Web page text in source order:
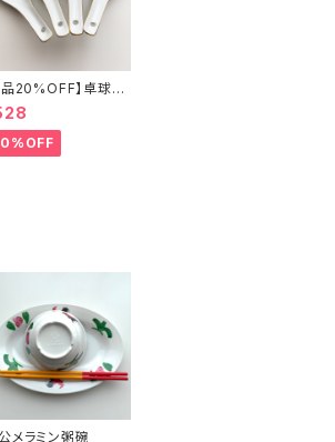
品20%OFF】卓球少
ンゲ
メラミン粥碗